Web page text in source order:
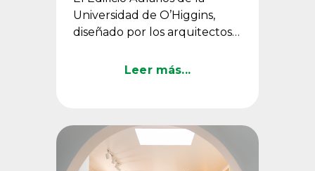
Universidad de O’Higgins,
diseñado por los arquitectos
Santander en Rancagua,
Leer más...